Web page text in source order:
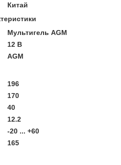
Китай
Мультигель AGM
12 В
AGM
196
170
40
12.2
-20 ... +60
165